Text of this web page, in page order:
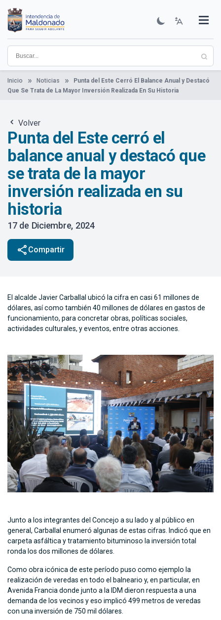
contenido
principal
Institucional
Municipios
Descubre Maldonado
Comunicación
Servicios
Guía De Trámites
Ver Noticias
Inicio Noticias
Punta del Este Cerró El Balance Anual y Destacó
Que Se Trata de La Mayor Inversión Realizada En Su Historia
Volver
Punta del Este cerró el
balance anual y destacó que
se trata de la mayor
inversión realizada en su
historia
17 de Diciembre, 2024
share Compartir
El alcalde Javier Carballal ubicó la cifra en casi 61 millones de
dólares, así como también 40 millones de dólares en gastos de
funcionamiento, para concretar obras, políticas sociales,
actividades culturales, y eventos, entre otras acciones.
Junto a los integrantes del Concejo a su lado y al público en
general, Carballal enumeró algunas de estas cifras. Indicó que en
carpeta asfáltica y tratamiento bituminoso la inversión total
ronda los dos millones de dólares.
Como obra icónica de este período puso como ejemplo la
realización de veredas en todo el balneario y, en particular, en
Avenida Francia donde junto a la IDM dieron respuesta a una
demanda de los vecinos y eso implicó 499 metros de veredas
con una inversión de 750 mil dólares.